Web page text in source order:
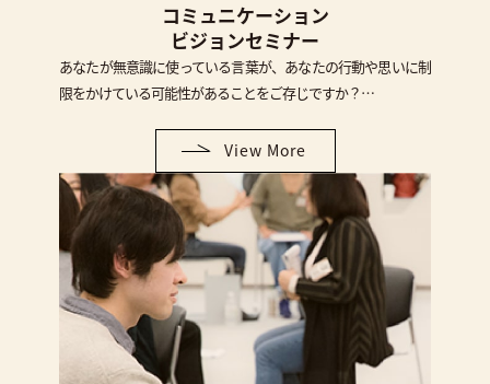
コミュニケーション
ビジョンセミナー
あなたが無意識に使っている言葉が、あなたの行動や思いに制
限をかけている可能性があることをご存じですか？…
View More